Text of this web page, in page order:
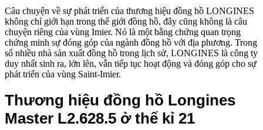
Câu chuyện về sự phát triển của thương hiệu đồng hồ LONGINES
không chỉ giới hạn trong thế giới đồng hồ, đây cũng không là câu
chuyện riêng của vùng Imier. Nó là một bằng chứng quan trọng
chứng minh sự đóng góp của ngành đồng hồ với địa phương. Trong
số nhiều nhà sản xuất đồng hồ trong lịch sử, LONGINES là công ty
duy nhất sinh ra, lớn lên, vẫn tiếp tục hoạt động và đóng góp cho sự
phát triển của vùng Saint-Imier.
Thương hiệu đồng hồ Longines
Master L2.628.5 ở thế kỉ 21